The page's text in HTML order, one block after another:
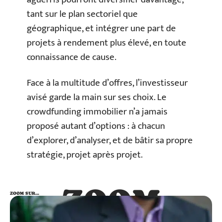
tant sur le plan sectoriel que
géographique, et intégrer une part de
projets à rendement plus élevé, en toute
connaissance de cause.
Face à la multitude d’offres, l’investisseur
avisé garde la main sur ses choix. Le
crowdfunding immobilier n’a jamais
proposé autant d’options : à chacun
d’explorer, d’analyser, et de bâtir sa propre
stratégie, projet après projet.
ZOOM
SUR…
ZOOM SUR…